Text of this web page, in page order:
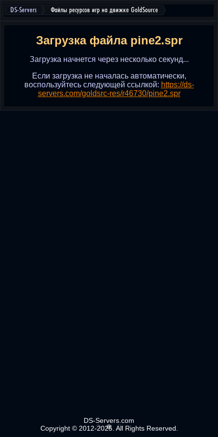
DS-Servers Файлы ресурсов игр на движке GoldSource
Загрузка файла pine2.spr
Загрузка начнется через несколько секунд...
Если загрузка не началась автоматически,
воспользуйтесь следующей ссылкой: https://ds-
servers.com/goldsrc-res/r46730/pine2.spr
DS-Servers.com
Copyright © 2012-2025. All Rights Reserved.